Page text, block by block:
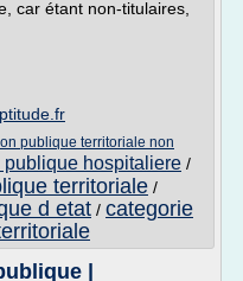
car étant non-titulaires,
publique territoriale non
hospitaliere /
territoriale /
d etat / categorie
|